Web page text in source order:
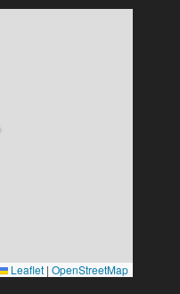
Leaflet | OpenStreetMap